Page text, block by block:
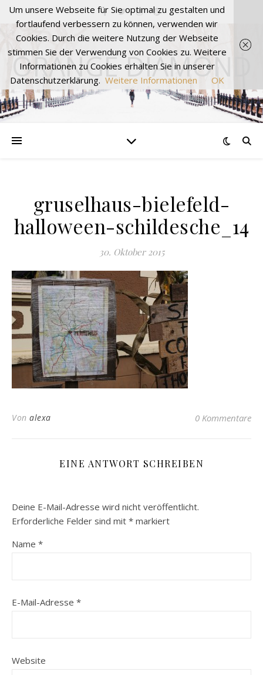
ORANGE DIAMOND
gruselhaus-bielefeld-
halloween-schildesche_14
30. Oktober 2015
Von alexa 0 Kommentare
EINE ANTWORT SCHREIBEN
Deine E-Mail-Adresse wird nicht veröffentlicht.
Erforderliche Felder sind mit * markiert
Name *
E-Mail-Adresse *
Website
Um unsere Webseite für Sie optimal zu gestalten und
fortlaufend verbessern zu können, verwenden wir
Cookies. Durch die weitere Nutzung der Webseite
stimmen Sie der Verwendung von Cookies zu. Weitere
Informationen zu Cookies erhalten Sie in unserer
Datenschutzerklärung. Weitere Informationen OK